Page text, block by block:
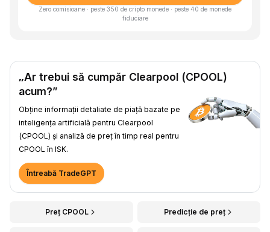
Zero comisioane · peste 350 de cripto monede · peste 40 de monede
fiduciare
„Ar trebui să cumpăr Clearpool (CPOOL)
acum?”
Obține informații detaliate de piață bazate pe
inteligența artificială pentru Clearpool
(CPOOL) și analiză de preț în timp real pentru
CPOOL în ISK.
Întreabă TradeGPT
Preț CPOOL Predicție de preț